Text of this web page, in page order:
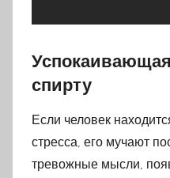
спирту
Если человек
стресса, его мучают
тревожные мысли,